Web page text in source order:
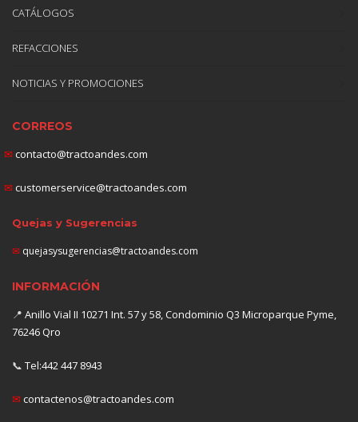
CATÁLOGOS
REFACCIONES
NOTICIAS Y PROMOCIONES
CORREOS
✉ contacto@tractoandes.com
✉ customerservice@tractoandes.com
Quejas y Sugerencias
✉ quejasysugerencias@tractoandes.com
INFORMACIÓN
📍 Anillo Vial II 10271 Int. 57 y 58, Condominio Q3 Microparque Pyme,
76246 Qro
📞 Tel:442 447 8943
✉ contactenos@tractoandes.com